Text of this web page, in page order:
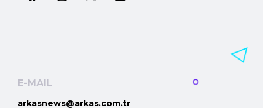
E-MAIL
arkasnews@arkas.com.tr